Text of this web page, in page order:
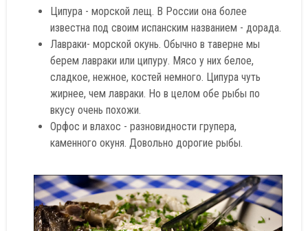
Ципура - морской лещ. В России она более
известна под своим испанским названием - дорада.
Лавраки- морской окунь. Обычно в таверне мы
берем лавраки или ципуру. Мясо у них белое,
сладкое, нежное, костей немного. Ципура чуть
жирнее, чем лавраки. Но в целом обе рыбы по
вкусу очень похожи.
Орфос и влахос - разновидности групера,
каменного окуня. Довольно дорогие рыбы.